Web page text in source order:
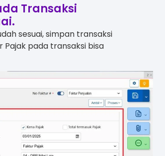
Transaksi
sesuai, simpan transaksi
pada transaksi bisa